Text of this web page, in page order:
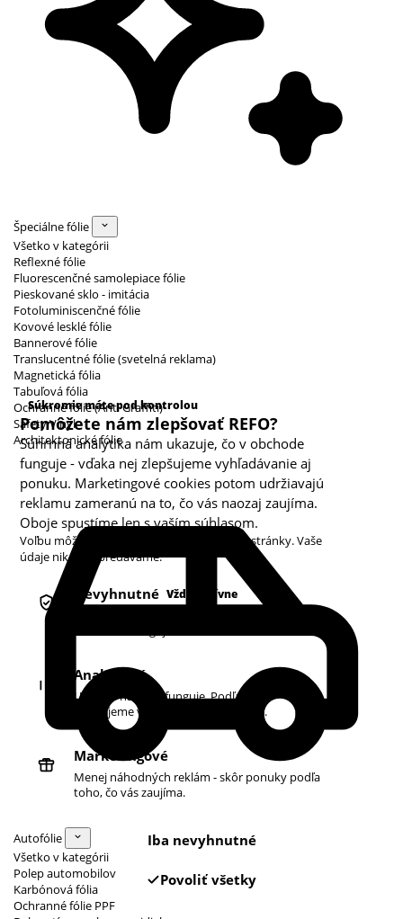
Špeciálne fólie
Všetko v kategórii
Reflexné fólie
Fluorescenčné samolepiace fólie
Pieskované sklo - imitácia
Fotoluminiscenčné fólie
Kovové lesklé fólie
Bannerové fólie
Translucentné fólie (svetelná reklama)
Magnetická fólia
Tabuľová fólia
Ochranné fólie (Anti Graffiti)
Safety Vinyl
Architektonické fólie
Autofólie
Všetko v kategórii
Polep automobilov
Karbónová fólia
Ochranné fólie PPF
Súkromie máte pod kontrolou
Pomôžete nám zlepšovať REFO?
Súhrnná analytika nám ukazuje, čo v obchode
funguje - vďaka nej zlepšujeme vyhľadávanie aj
ponuku. Marketingové cookies potom udržiavajú
reklamu zameranú na to, čo vás naozaj zaujíma.
Oboje spustíme len s vaším súhlasom.
Voľbu môžete kedykoľvek zmeniť v pätičke stránky. Vaše
údaje nikdy nepredávame.
Kategórie cookies
Nevyhnutné Vždy aktívne
Analytické
Ukazujú nám, čo funguje. Podľa toho
zlepšujeme vyhľadávanie aj ponuku.
Marketingové
Menej náhodných reklám - skôr ponuky podľa
toho, čo vás zaujíma.
Iba nevyhnutné
Povoliť všetky